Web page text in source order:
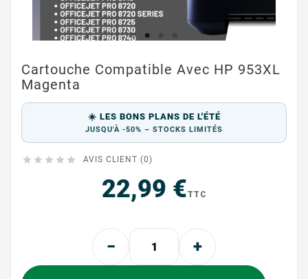
Cartouche Compatible Avec HP 953XL
Magenta
☀️ LES BONS PLANS DE L'ÉTÉ
JUSQU'À -50% – STOCKS LIMITÉS
     AVIS CLIENT (0)
22,99 €TTC